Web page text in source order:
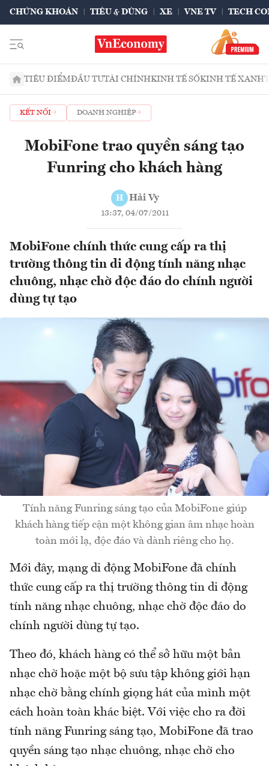
CHỨNG KHOÁN TIÊU & DÙNG XE VNE TV TECH
TIÊU ĐIỂMĐẦU TƯTÀI CHÍNHKINH TẾ SỐKINH TẾ XANH
KẾT NỐI DOANH NGHIỆP
MobiFone trao quyền sáng tạo
Funring cho khách hàng
H Hải Vy
13:37, 04/07/2011
MobiFone chính thức cung cấp ra thị
trường thông tin di động tính năng nhạc
chuông, nhạc chờ độc đáo do chính người
dùng tự tạo
Tính năng Funring sáng tạo của MobiFone giúp
khách hàng tiếp cận một không gian âm nhạc hoàn
toàn mới lạ, độc đáo và dành riêng cho họ.
Mới đây, mạng di động MobiFone đã chính
thức cung cấp ra thị trường thông tin di động
tính năng nhạc chuông, nhạc chờ độc đáo do
chính người dùng tự tạo.
Theo đó, khách hàng có thể sở hữu một bản
nhạc chờ hoặc một bộ sưu tập không giới hạn
nhạc chờ bằng chính giọng hát của mình một
cách hoàn toàn khác biệt. Với việc cho ra đời
tính năng Funring sáng tạo, MobiFone đã trao
quyền sáng tạo nhạc chuông, nhạc chờ cho